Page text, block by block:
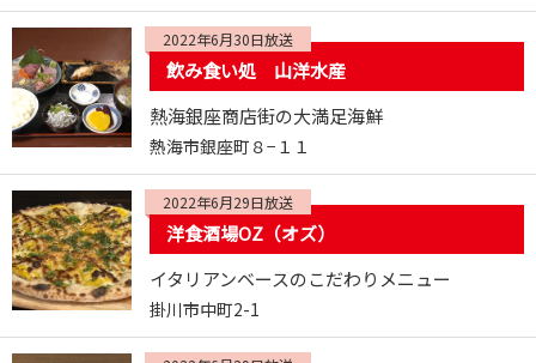
2022年6月30日放送
飲み食い処 山洋水産
熱海銀座商店街の大満足海鮮
熱海市銀座町８−１１
2022年6月29日放送
洋食酒場OZ（オズ）
イタリアンベースのこだわりメニュー
掛川市中町2-1